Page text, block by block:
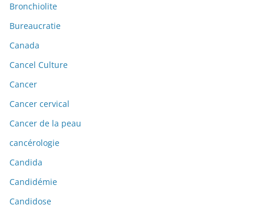
Bronchiolite
Bureaucratie
Canada
Cancel Culture
Cancer
Cancer cervical
Cancer de la peau
cancérologie
Candida
Candidémie
Candidose